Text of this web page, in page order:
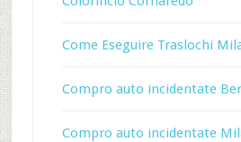
Come Eseguire Traslochi
Compro auto incidentate
Compro auto incidentate